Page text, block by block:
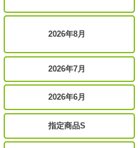
2026年8月
2026年7月
2026年6月
指定商品S